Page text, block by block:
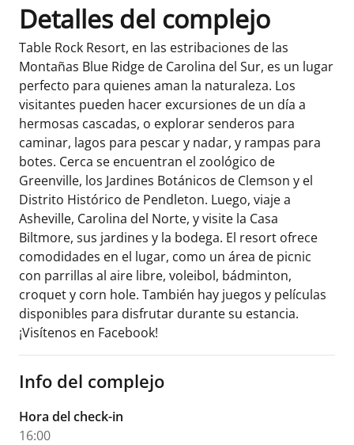
Detalles del complejo
Table Rock Resort, en las estribaciones de las
Montañas Blue Ridge de Carolina del Sur, es un lugar
perfecto para quienes aman la naturaleza. Los
visitantes pueden hacer excursiones de un día a
hermosas cascadas, o explorar senderos para
caminar, lagos para pescar y nadar, y rampas para
botes. Cerca se encuentran el zoológico de
Greenville, los Jardines Botánicos de Clemson y el
Distrito Histórico de Pendleton. Luego, viaje a
Asheville, Carolina del Norte, y visite la Casa
Biltmore, sus jardines y la bodega. El resort ofrece
comodidades en el lugar, como un área de picnic
con parrillas al aire libre, voleibol, bádminton,
croquet y corn hole. También hay juegos y películas
disponibles para disfrutar durante su estancia.
¡Visítenos en Facebook!
Info del complejo
Hora del check-in
16:00